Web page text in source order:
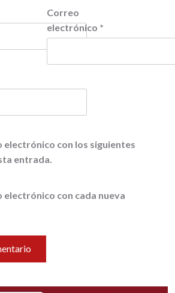
Correo
electrónico *
electrónico con los siguientes
entrada.
electrónico con cada nueva